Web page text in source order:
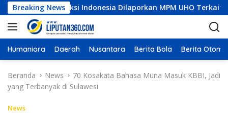
a
g
u
Breaking News
Konstruksi Indonesia Dilaporkan MPM UHO Terkait
Humaniora Daerah Nusantara Berita Bola Berita
Beranda News
70 Kosakata Bahasa Muna Masuk KBBI, Jadi
yang Terbanyak di Sulawesi
News